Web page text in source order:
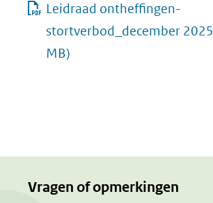
Leidraad ontheffingen-
stortverbod_december 2025
MB)
Vragen of opmerkingen